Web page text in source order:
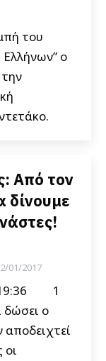
του
Ελλήνων” ο
Από τον
δίνουμε
01/2017
19:36 1
δώσει ο